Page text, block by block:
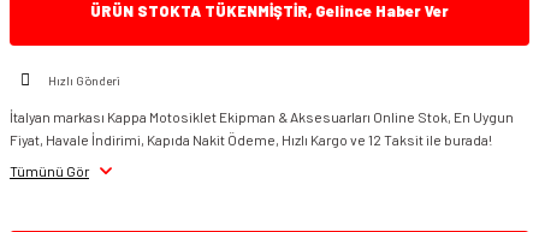
ÜRÜN STOKTA TÜKENMİŞTİR, Gelince Haber Ver
Hızlı Gönderi
İtalyan markası Kappa Motosiklet Ekipman & Aksesuarları Online Stok, En Uygun
Fiyat, Havale İndirimi, Kapıda Nakit Ödeme, Hızlı Kargo ve 12 Taksit ile burada!
Tümünü Gör